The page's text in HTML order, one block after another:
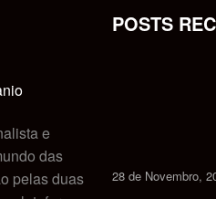
e
das
pelas duas
POSTS
28 de Novembro,